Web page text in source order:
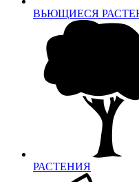
ВЬЮЩИЕСЯ
РАСТЕНИЯ